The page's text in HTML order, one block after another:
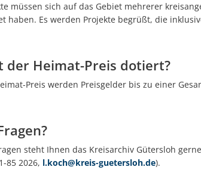
müssen sich auf das Gebiet mehrerer
haben. Es werden Projekte begrüßt, die
der Heimat-Preis dotiert?
Preis werden Preisgelder bis zu einer
steht Ihnen das Kreisarchiv Gütersloh
85 2026, l.koch@kreis-guetersloh.de).